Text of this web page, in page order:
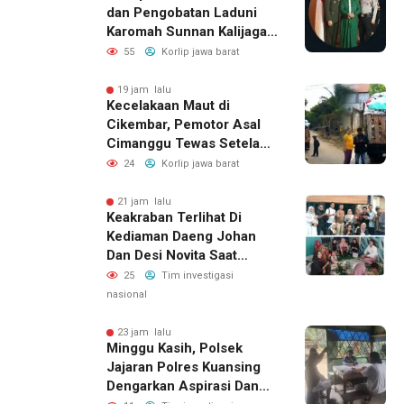
dan Pengobatan Laduni
Karomah Sunnan Kalijaga
Buka Ijazah Ilmu Laduni
55 Korlip jawa barat
19 jam lalu
Kecelakaan Maut di
Cikembar, Pemotor Asal
Cimanggu Tewas Setelah
Terpental Masuk Kolong
24 Korlip jawa barat
21 jam lalu
Keakraban Terlihat Di
Kediaman Daeng Johan
Dan Desi Novita Saat
Puluhan Awak Media Hadir
Dalam Rangka Acara Rutin
Sekaligus Doa Syukuran
Menempati Rumah Baru
25
Tim investigasi
nasional
23 jam lalu
Minggu Kasih, Polsek
Jajaran Polres Kuansing
Dengarkan Aspirasi Dan